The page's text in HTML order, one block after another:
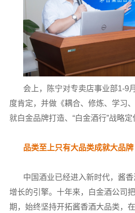
会上，陈宁对专卖店事业部1-9
度肯定，并做《耦合、修炼、学习
就白金品牌打造、“白金酒行”战略定
品类至上只有大品类成就大品牌
中国酒业已经进入新时代，酱
增长的引擎。十年来，白金酒公司
期，始终坚持开拓酱香酒大品类，